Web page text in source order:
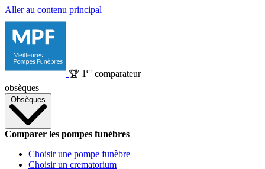
Aller au contenu principal
🏆 1 ercomparateur
obsèques
Obsèques
Comparer les pompes funèbres
Choisir une pompe funèbre
Choisir un crematorium